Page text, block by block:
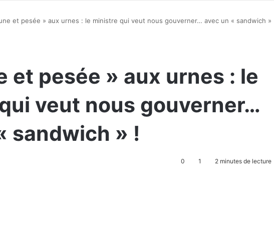
et pesée » aux urnes : le ministre qui veut nous gouverner… avec un « sandwich »
et pesée » aux urnes : le
veut nous gouverner…
sandwich » !
0 1 2 minutes de lecture